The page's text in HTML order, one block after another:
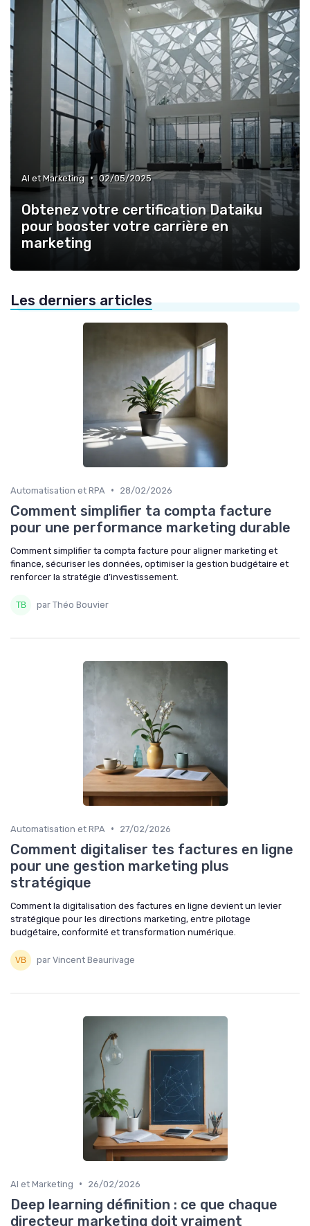
AI et Marketing • 02/05/2025
Obtenez votre certification Dataiku
pour booster votre carrière en
marketing
Les derniers articles
Automatisation et RPA • 28/02/2026
Comment simplifier ta compta facture
pour une performance marketing durable
Comment simplifier ta compta facture pour aligner marketing et
finance, sécuriser les données, optimiser la gestion budgétaire et
renforcer la stratégie d’investissement.
par Théo Bouvier
Automatisation et RPA • 27/02/2026
Comment digitaliser tes factures en ligne
pour une gestion marketing plus
stratégique
Comment la digitalisation des factures en ligne devient un levier
stratégique pour les directions marketing, entre pilotage
budgétaire, conformité et transformation numérique.
par Vincent Beaurivage
AI et Marketing • 26/02/2026
Deep learning définition : ce que chaque
directeur marketing doit vraiment